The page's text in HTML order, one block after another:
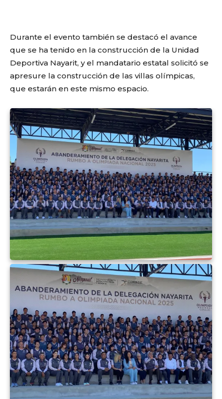
Durante el evento también se destacó el avance
que se ha tenido en la construcción de la Unidad
Deportiva Nayarit, y el mandatario estatal solicitó se
apresure la construcción de las villas olímpicas,
que estarán en este mismo espacio.